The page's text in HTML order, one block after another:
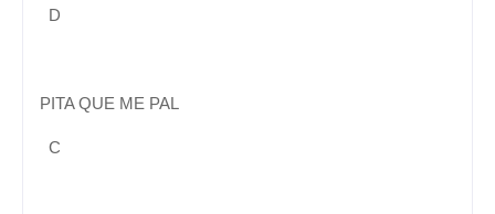
D
PITA QUE ME PAL
C